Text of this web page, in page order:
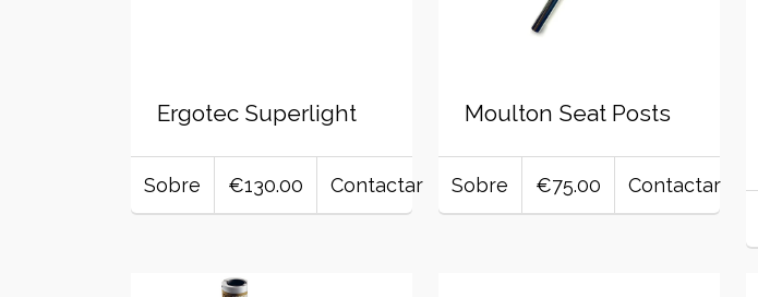
Ergotec Superlight
Sobre €130.00 Contactar
Moulton Seat Posts
Sobre €75.00 Contactar